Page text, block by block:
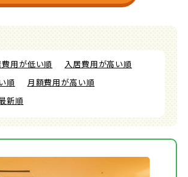
費用が低い順
入居費用が高い順
順
月額費用が高い順
新順